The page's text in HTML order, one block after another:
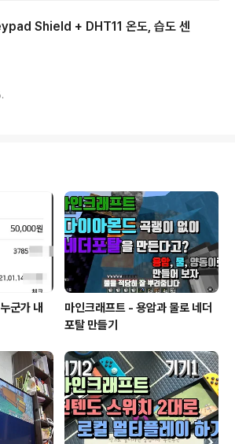
Shield + DHT11 온도, 습도 센
군가 내
마인크래프트 - 용암과 물로 네더
포탈 만들기